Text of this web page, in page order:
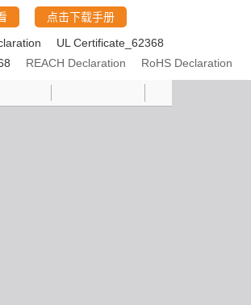
点击下载手册
UL Certificate_62368
REACH Declaration RoHS Declaration